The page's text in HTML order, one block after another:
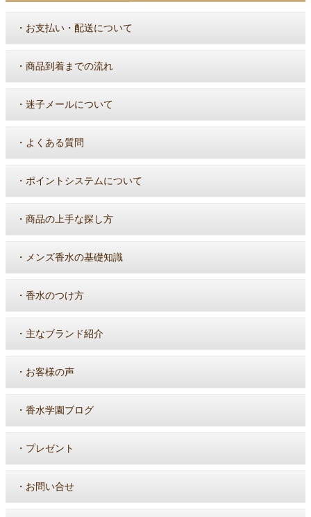
・ お支払い・配送について
・ 商品到着までの流れ
・ 迷子メールについて
・ よくある質問
・ ポイントシステムについて
・ 商品の上手な探し方
・ メンズ香水の基礎知識
・ 香水のつけ方
・ 主なブランド紹介
・ お客様の声
・ 香水学園ブログ
・ プレゼント
・ お問い合せ